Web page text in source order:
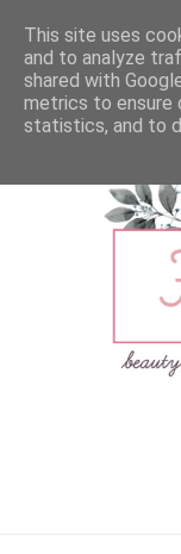
This site uses
and to analyze
shared with
metrics to ensure
statistics, and to